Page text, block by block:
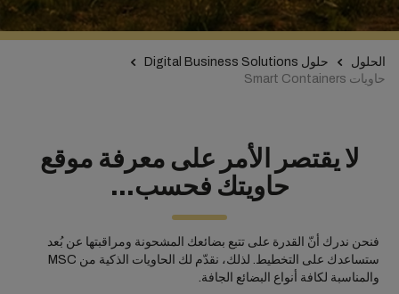
الحلول
حلول Digital Business Solutions
حاويات Smart Containers
لا يقتصر الأمر على معرفة موقع
حاويتك فحسب...
فنحن ندرك أنّ القدرة على تتبع بضائعك المشحونة ومراقبتها عن بُعد
ستساعدك على التخطيط. لذلك، نقدّم لك الحاويات الذكية من MSC
والمناسبة لكافة أنواع البضائع الجافة.